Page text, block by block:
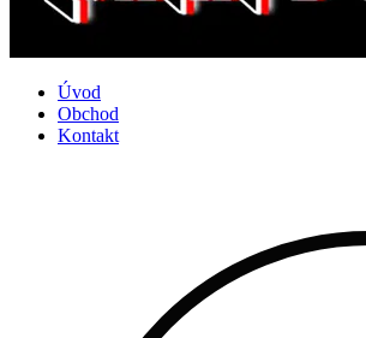
Úvod
Obchod
Kontakt